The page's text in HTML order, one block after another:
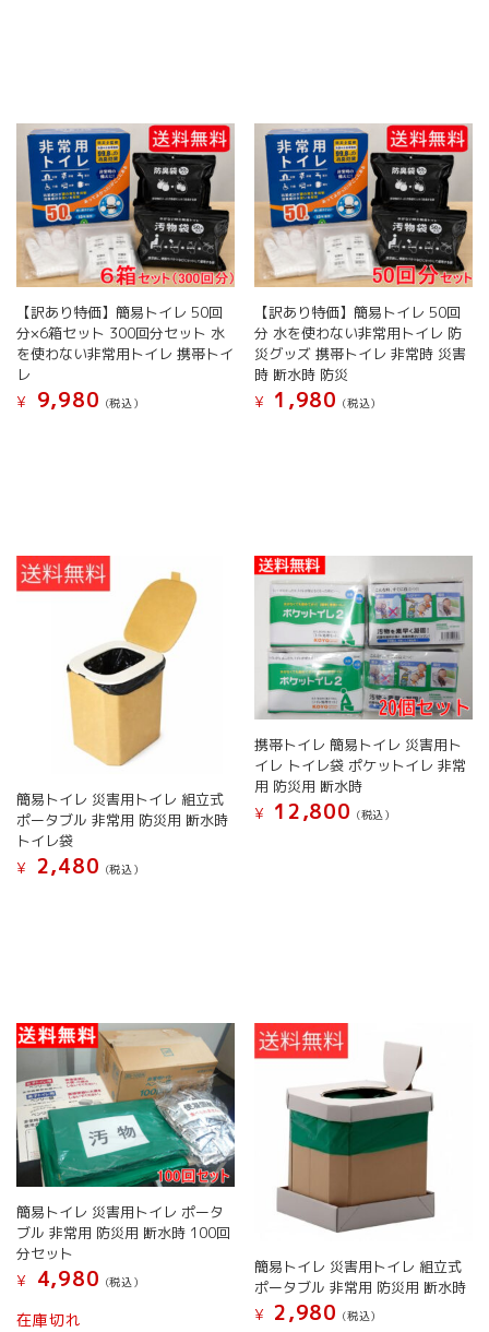
【訳あり特価】簡易トイレ 50回
分×6箱セット 300回分セット 水
を使わない非常用トイレ 携帯トイ
レ
¥
9,980 (税込）
【訳あり特価】簡易トイレ 50回
分 水を使わない非常用トイレ 防
災グッズ 携帯トイレ 非常時 災害
時 断水時 防災
¥
1,980 (税込）
簡易トイレ 災害用トイレ 組立式
ポータブル 非常用 防災用 断水時
トイレ袋
¥
2,480 (税込）
携帯トイレ 簡易トイレ 災害用ト
イレ トイレ袋 ポケットイレ 非常
用 防災用 断水時
¥
12,800 (税込）
簡易トイレ 災害用トイレ ポータ
ブル 非常用 防災用 断水時 100回
分セット
¥
4,980 (税込）
在庫切れ
簡易トイレ 災害用トイレ 組立式
ポータブル 非常用 防災用 断水時
¥ 2,980 (税込）